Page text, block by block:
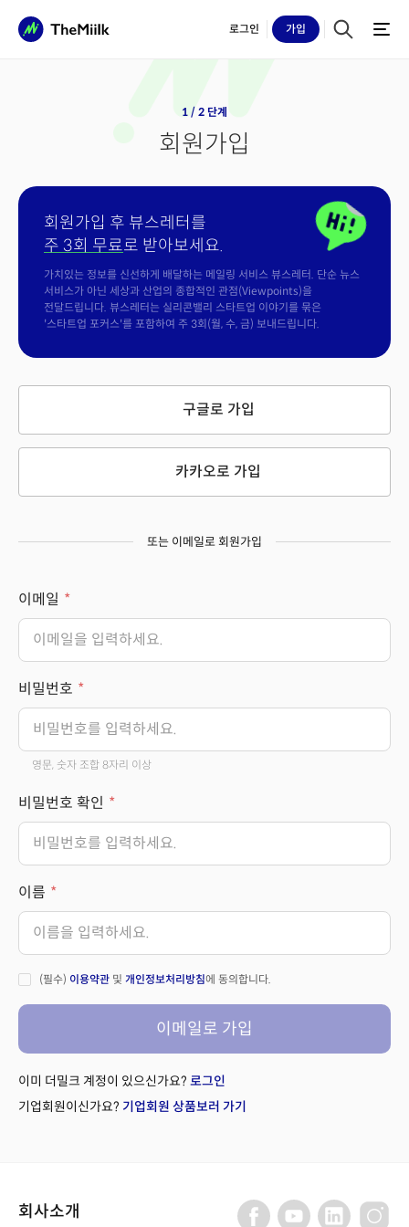
로그인 가입
1 / 2 단계
회원가입
회원가입 후 뷰스레터를
주 3회 무료로 받아보세요.
가치있는 정보를 신선하게 배달하는 메일링 서비스 뷰스레터. 단순 뉴스
서비스가 아닌 세상과 산업의 종합적인 관점(Viewpoints)을
전달드립니다. 뷰스레터는 실리콘밸리 스타트업 이야기를 묶은
'스타트업 포커스'를 포함하여 주 3회(월, 수, 금) 보내드립니다.
구글로 가입
카카오로 가입
또는 이메일로 회원가입
이메일
비밀번호
영문, 숫자 조합 8자리 이상
비밀번호 확인
이름
(필수) 이용약관 및 개인정보처리방침에 동의합니다.
이메일로 가입
이미 더밀크 계정이 있으신가요? 로그인
기업회원이신가요? 기업회원 상품보러 가기
회사소개